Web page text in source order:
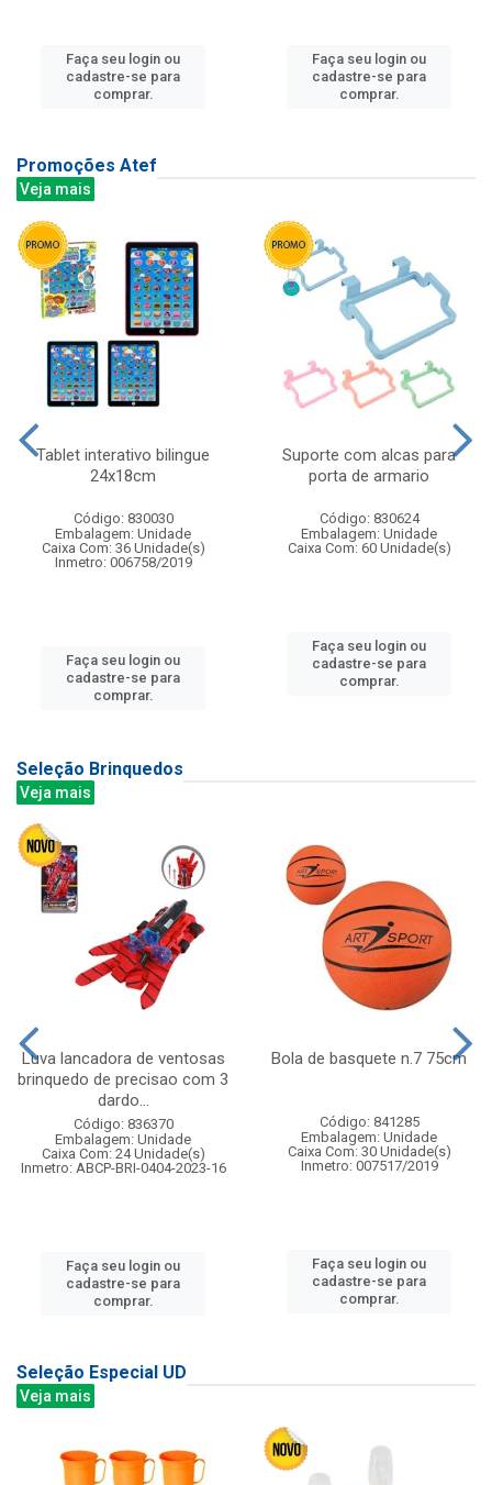
Faça seu login ou
cadastre-se para
comprar.
Faça seu login ou
cadastre-se para
comprar.
Promoções Atef
Veja mais
Tablet interativo bilingue
24x18cm
Código: 830030
Embalagem: Unidade
Caixa Com: 36 Unidade(s)
Inmetro: 006758/2019
Faça seu login ou
cadastre-se para
comprar.
Suporte com alcas para
porta de armario
Código: 830624
Embalagem: Unidade
Caixa Com: 60 Unidade(s)
Faça seu login ou
cadastre-se para
comprar.
Seleção Brinquedos
Veja mais
Luva lancadora de ventosas
brinquedo de precisao com 3
dardo...
Código: 836370
Embalagem: Unidade
Caixa Com: 24 Unidade(s)
Inmetro: ABCP-BRI-0404-2023-16
Faça seu login ou
cadastre-se para
comprar.
Bola de basquete n.7 75cm
Código: 841285
Embalagem: Unidade
Caixa Com: 30 Unidade(s)
Inmetro: 007517/2019
Faça seu login ou
cadastre-se para
comprar.
Seleção Especial UD
Veja mais